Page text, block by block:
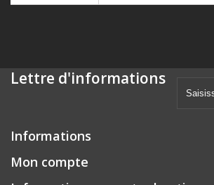
Lettre d'informations
Informations
Mon compte